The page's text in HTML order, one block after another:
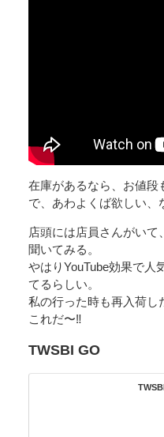
在庫があるなら、お値段
で、あわよくば欲しい、
店頭には店員さんがいて
聞いてみる。
やはりYouTube効果で人
てるらしい。
私の行った時も再入荷し
これだ〜‼️
TWSBI GO